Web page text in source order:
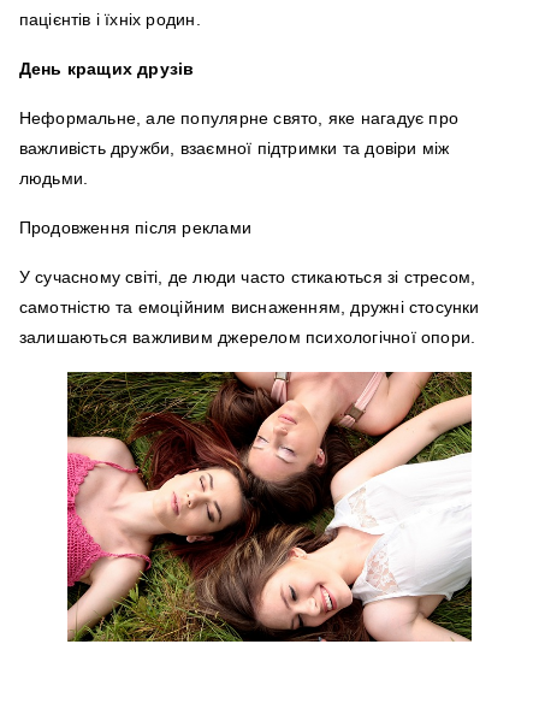
пацієнтів і їхніх родин.
День кращих друзів
Неформальне, але популярне свято, яке нагадує про
важливість дружби, взаємної підтримки та довіри між
людьми.
Продовження після реклами
У сучасному світі, де люди часто стикаються зі стресом,
самотністю та емоційним виснаженням, дружні стосунки
залишаються важливим джерелом психологічної опори.